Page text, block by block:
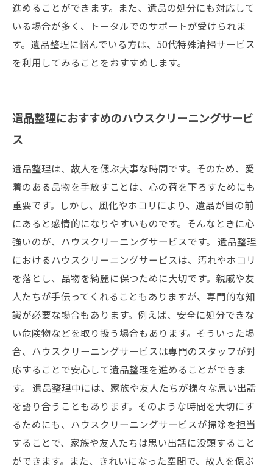
進めることができます。また、遺品の処分にも対応して
いる場合が多く、トータルでのサポートが受けられま
す。遺品整理に悩んでいる方は、50代特殊清掃サービス
を利用してみることをおすすめします。
遺品整理におすすめのハウスクリーニングサービ
ス
遺品整理は、故人を偲ぶ大事な時間です。そのため、愛
着のある品物を手放すことは、心の荷を下ろすためにも
重要です。しかし、風化やホコリにより、遺品が目の前
にあると感情的になりやすいものです。そんなときに心
強いのが、ハウスクリーニングサービスです。 遺品整理
におけるハウスクリーニングサービスは、汚れやホコリ
を落とし、品物を綺麗に保つために大切です。親戚や友
人たちが手伝ってくれることもありますが、専門的な知
識が必要な場合もあります。例えば、安全に処分できな
い危険物などを取り扱う場合もあります。そういった場
合、ハウスクリーニングサービスは専門のスタッフが対
応することで安心して遺品整理を進めることができま
す。 遺品整理中には、家族や友人たちが様々な思い出話
を語り合うこともあります。そのような時間を大切にす
るためにも、ハウスクリーニングサービスが掃除を担当
することで、家族や友人たちは思い出話に没頭すること
ができます。また、きれいになった空間で、故人を偲ぶ